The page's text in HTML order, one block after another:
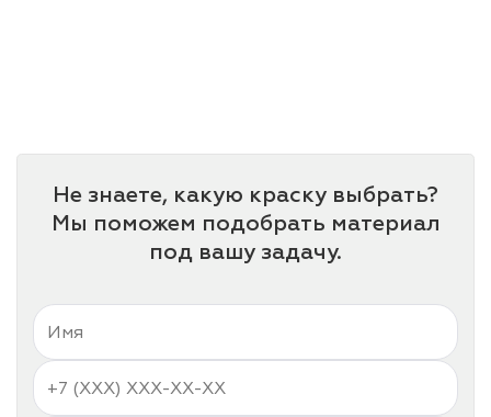
Не знаете, какую краску выбрать?
Мы поможем подобрать материал
под вашу задачу.